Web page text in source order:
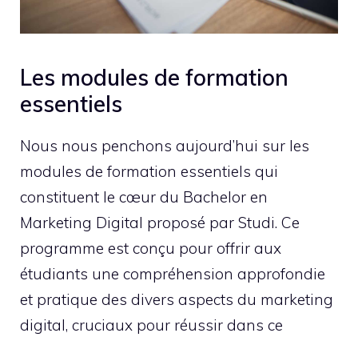
Les modules de formation
essentiels
Nous nous penchons aujourd’hui sur les
modules de formation essentiels qui
constituent le cœur du Bachelor en
Marketing Digital proposé par Studi. Ce
programme est conçu pour offrir aux
étudiants une compréhension approfondie
et pratique des divers aspects du marketing
digital, cruciaux pour réussir dans ce